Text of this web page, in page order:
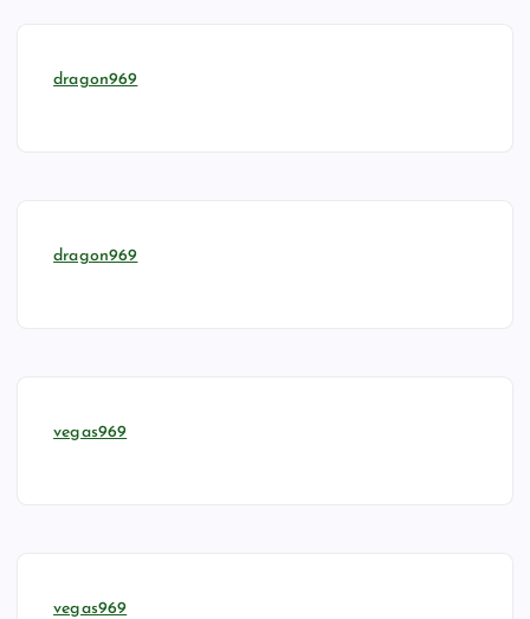
dragon969
dragon969
vegas969
vegas969